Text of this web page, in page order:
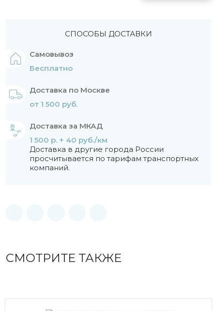
СПОСОБЫ ДОСТАВКИ
Самовывоз
Бесплатно
Доставка по Москве
от 1 500 руб.
Доставка за МКАД
1 500 р. + 40 руб./км
Доставка в другие города России
просчитывается по тарифам транспортных
компаний.
СМОТРИТЕ ТАКЖЕ